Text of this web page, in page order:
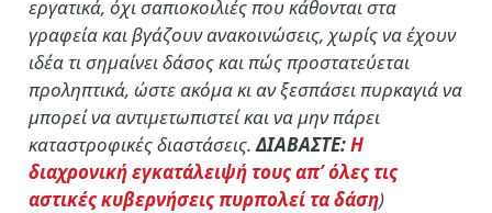
εργατικά, όχι σαπιοκοιλιές που κάθονται στα
γραφεία και βγάζουν ανακοινώσεις, χωρίς να έχουν
ιδέα τι σημαίνει δάσος και πώς προστατεύεται
προληπτικά, ώστε ακόμα κι αν ξεσπάσει πυρκαγιά να
μπορεί να αντιμετωπιστεί και να μην πάρει
καταστροφικές διαστάσεις.ΔΙΑΒΑΣΤΕ:Η
διαχρονική εγκατάλειψή τους απ’ όλες τις
αστικές κυβερνήσεις πυρπολεί τα δάση)